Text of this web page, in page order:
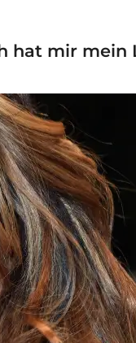
hat mir mein